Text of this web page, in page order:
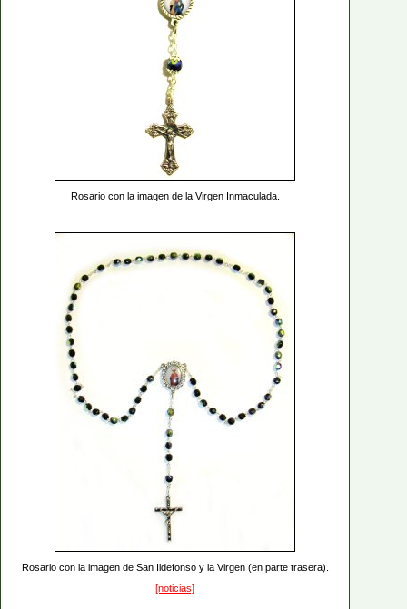
Rosario con la imagen de la Virgen Inmaculada.
Rosario con la imagen de San Ildefonso y la Virgen (en parte trasera).
[noticias]